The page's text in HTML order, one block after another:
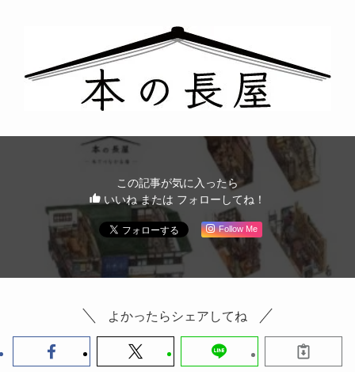
この記事が気に入ったら
いいね または フォローしてね！
Follow Me
よかったらシェアしてね